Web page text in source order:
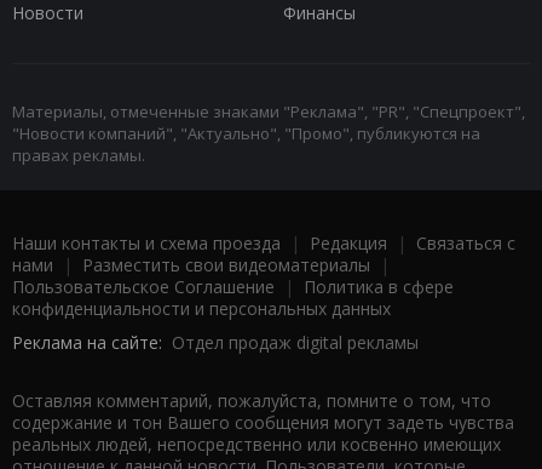
Новости
Финансы
Материалы, отмеченные знаками "Реклама", "PR", "Спецпроект",
"Новости компаний", "Актуально", "Промо", публикуются на
правах рекламы.
Наши контакты и схема проезда | Редакция | Связаться с
нами | Разместить свои видеоматериалы |
Пользовательское Соглашение |
Политика в сфере
конфиденциальности и персональных данных
Реклама на сайте: Отдел продаж digital рекламы
Оставляя комментарий, пожалуйста, помните о том, что
содержание и тон Вашего сообщения могут задеть чувства
реальных людей, непосредственно или косвенно имеющих